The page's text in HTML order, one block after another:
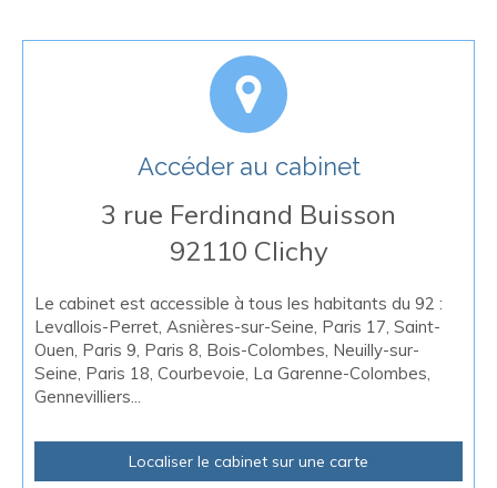
Accéder au cabinet
3 rue Ferdinand Buisson
92110 Clichy
Le cabinet est accessible à tous les habitants du 92 :
Levallois-Perret, Asnières-sur-Seine, Paris 17, Saint-
Ouen, Paris 9, Paris 8, Bois-Colombes, Neuilly-sur-
Seine, Paris 18, Courbevoie, La Garenne-Colombes,
Gennevilliers...
Localiser le cabinet sur une carte